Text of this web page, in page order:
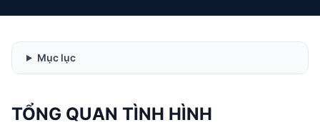
Mục lục
TỔNG QUAN TÌNH HÌNH